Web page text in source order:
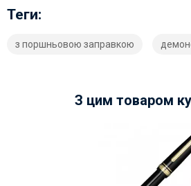
Теги:
з поршньовою заправкою
З цим товаром